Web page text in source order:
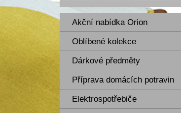
Akční nabídka Orion
Oblíbené kolekce
Dárkové předměty
Příprava domácích potravin
Elektrospotřebiče